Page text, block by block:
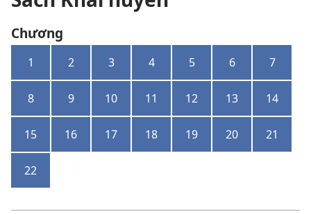
Thánh
Chương
1 2 3 4 5 6 7
8 9 10 11 12 13 14
15 16 17 18 19 20 21
22